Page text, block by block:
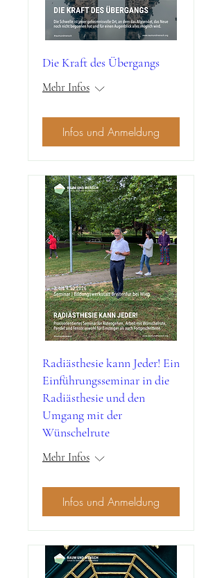
Die Kraft des Übergangs
Mehr Infos
Infos und Anmeldung
Radiästhesie kann Jeder! Ein
Einführungsseminar in die
Radiästhesie und den
Umgang mit der
Wünschelrute
Mehr Infos
Infos und Anmeldung